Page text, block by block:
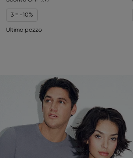
3 = -10%
Ultimo pezzo